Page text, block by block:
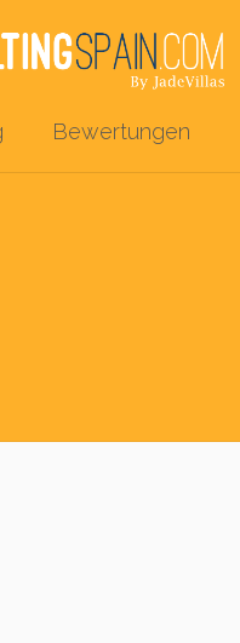
Bewertungen